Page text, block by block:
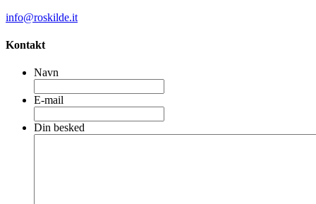
info@roskilde.it
Kontakt
Navn
E-mail
Din besked